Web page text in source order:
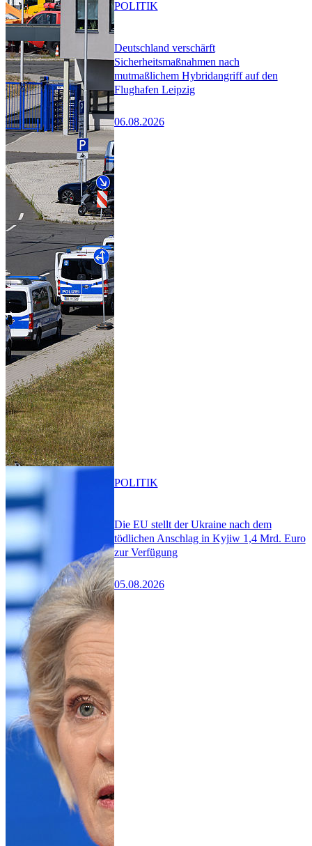
Deutschland verschärft
Sicherheitsmaßnahmen nach
mutmaßlichem Hybridangriff auf den
Flughafen Leipzig
06.08.2026
POLITIK
Die EU stellt der Ukraine nach dem
tödlichen Anschlag in Kyjiw 1,4 Mrd. Euro
zur Verfügung
05.08.2026
POLITIK